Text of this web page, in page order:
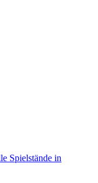
Spielstände in